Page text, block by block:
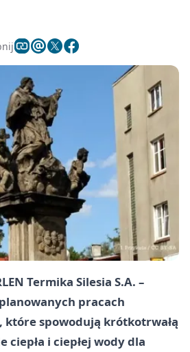
Termika Silesia S.A. –
pracach
które spowodują krótkotrwałą
ciepła i ciepłej wody dla